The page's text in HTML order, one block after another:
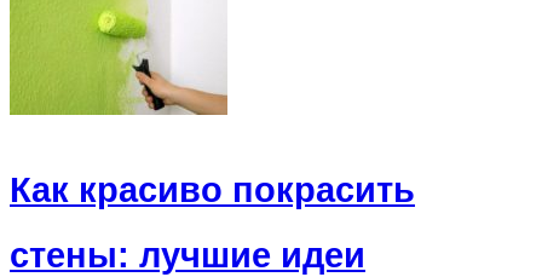
Как красиво покрасить
стены: лучшие идеи